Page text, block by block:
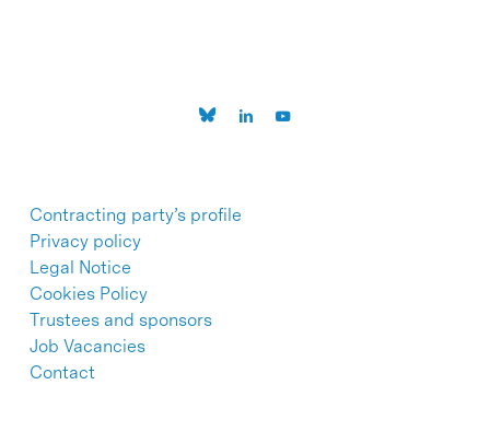
Contracting party’s profile
Privacy policy
Legal Notice
Cookies Policy
Trustees and sponsors
Job Vacancies
Contact